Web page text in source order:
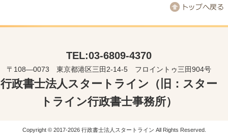
TEL:03-6809-4370
〒108―0073 東京都港区三田2-14-5 フロイントゥ三田904号
行政書士法人スタートライン（旧：スター
トライン行政書士事務所）
Copyright © 2017-2026 行政書士法人スタートライン All Rights Reserved.